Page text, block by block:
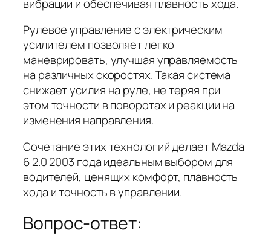
вибрации и обеспечивая плавность хода.
Рулевое управление с электрическим
усилителем позволяет легко
маневрировать, улучшая управляемость
на различных скоростях. Такая система
снижает усилия на руле, не теряя при
этом точности в поворотах и реакции на
изменения направления.
Сочетание этих технологий делает Mazda
6 2.0 2003 года идеальным выбором для
водителей, ценящих комфорт, плавность
хода и точность в управлении.
Вопрос-ответ: